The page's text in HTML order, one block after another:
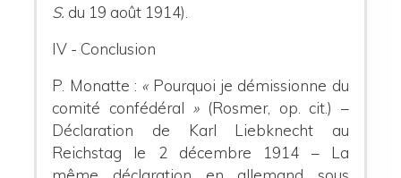
S. du 19 août 1914).
IV - Conclusion
P. Monatte : «Pourquoi je démissionne du
comité confédéral »(Rosmer, op. cit.) –
Déclaration de Karl Liebknecht au
Reichstag le 2 décembre 1914 – La